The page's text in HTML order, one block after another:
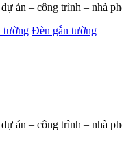
án – công trình – nhà
tường Đèn gắn tường
án – công trình – nhà